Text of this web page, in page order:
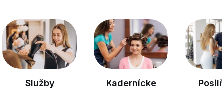
Kadernícke
Posilňovne